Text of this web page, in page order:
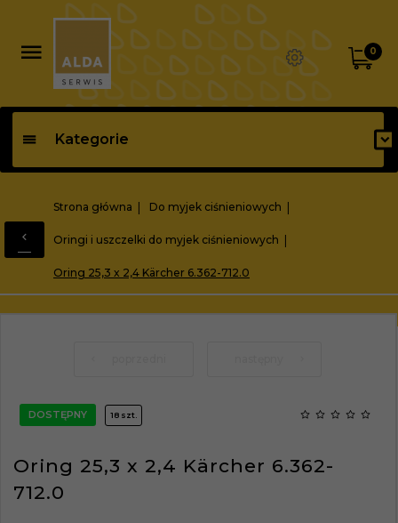
0
Kategorie
Strona główna Do myjek ciśnieniowych
Oringi i uszczelki do myjek ciśnieniowych
Oring 25,3 x 2,4 Kärcher 6.362-712.0
DOSTĘPNY 18 szt.
Oring 25,3 x 2,4 Kärcher 6.362-
712.0